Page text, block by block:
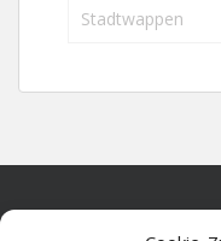
Stadtwappen